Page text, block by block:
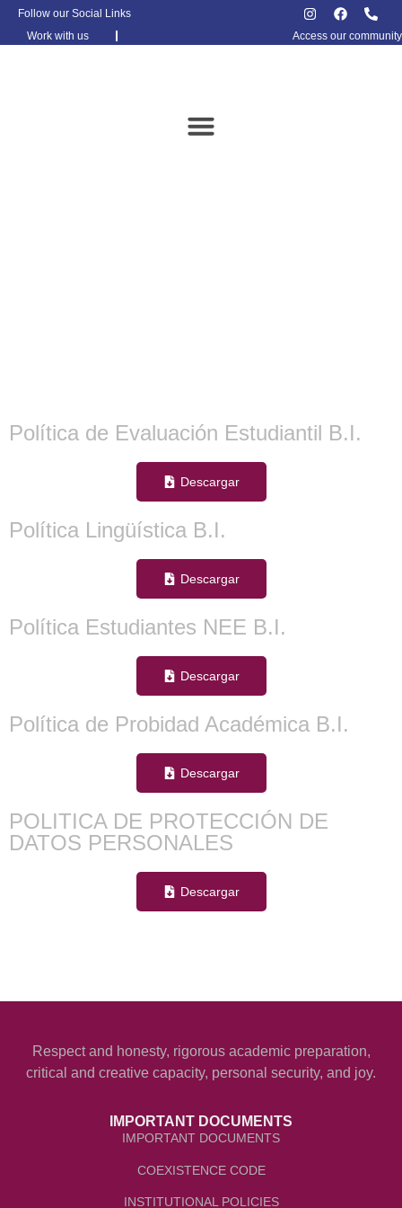
Follow our Social Links
Work with us
Access our community
Política de Evaluación Estudiantil B.I.
Descargar
Política Lingüística B.I.
Descargar
Política Estudiantes NEE B.I.
Descargar
Política de Probidad Académica B.I.
Descargar
POLITICA DE PROTECCIÓN DE
DATOS PERSONALES
Descargar
Respect and honesty, rigorous academic preparation,
critical and creative capacity, personal security, and joy.
IMPORTANT DOCUMENTS
IMPORTANT DOCUMENTS
COEXISTENCE CODE
INSTITUTIONAL POLICIES